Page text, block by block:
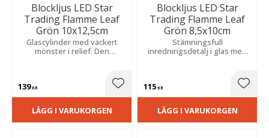
Blockljus LED Star
Trading Flamme Leaf
Grön 10x12,5cm
Glascylinder med vackert
mönster i relief. Den
vare den inbyggda timern.
139KR Lägg till i favoriter
LÄGG I VARUKORGEN
Blockljus LED Star
Trading Flamme Leaf
Grön 8,5x10cm
Stämningsfull
inredningsdetalj i glas med
tändningen för en trygg och
115 KR
LÄGG I VARUKORGEN